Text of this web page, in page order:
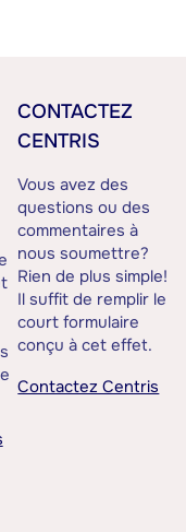
CONTACTEZ
CENTRIS
Vous avez des
questions ou des
commentaires à
nous soumettre?
Rien de plus simple!
Il suffit de remplir le
court formulaire
conçu à cet effet.
Contactez Centris